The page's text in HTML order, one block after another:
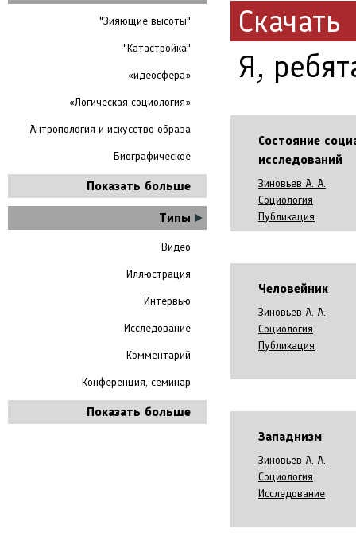
"Зияющие высоты"
"Катастройка"
«идеосфера»
«Логическая социология»
Антропология и искусство образа
Биографическое
Показать больше
Типы
Видео
Иллюстрация
Интервью
Исследование
Комментарий
Конференция, семинар
Показать больше
Скачать
Я,
Состояние
исследований
Зиновьев А. А.
Социология
Публикация
Человейник
Зиновьев А. А.
Социология
Публикация
Западнизм
Зиновьев А. А.
Социология
Исследование